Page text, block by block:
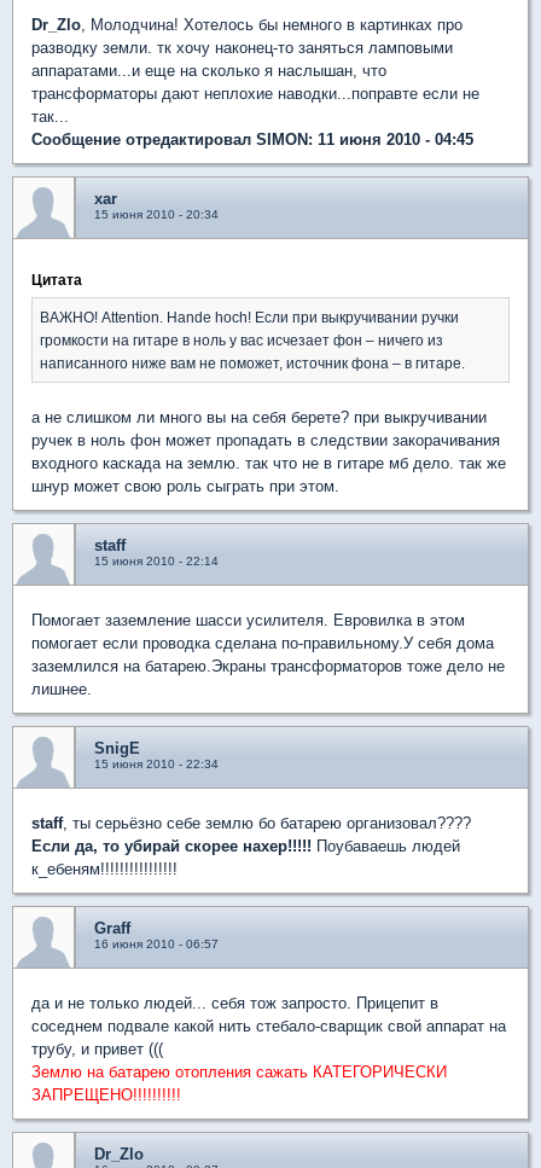
Dr_Zlo, Молодчина! Хотелось бы немного в картинках про
разводку земли. тк хочу наконец-то заняться ламповыми
аппаратами...и еще на сколько я наслышан, что
трансформаторы дают неплохие наводки...поправте если не
так...
Сообщение отредактировал SIMON: 11 июня 2010 - 04:45
xar
15 июня 2010 - 20:34
Цитата
ВАЖНО! Attention. Hande hoch! Если при выкручивании ручки
громкости на гитаре в ноль у вас исчезает фон – ничего из
написанного ниже вам не поможет, источник фона – в гитаре.
а не слишком ли много вы на себя берете? при выкручивании
ручек в ноль фон может пропадать в следствии закорачивания
входного каскада на землю. так что не в гитаре мб дело. так же
шнур может свою роль сыграть при этом.
staff
15 июня 2010 - 22:14
Помогает заземление шасси усилителя. Евровилка в этом
помогает если проводка сделана по-правильному.У себя дома
заземлился на батарею.Экраны трансформаторов тоже дело не
лишнее.
SnigE
15 июня 2010 - 22:34
staff, ты серьёзно себе землю бо батарею организовал????
Если да, то убирай скорее нахер!!!!! Поубаваешь людей
к_ебеням!!!!!!!!!!!!!!!!
Graff
16 июня 2010 - 06:57
да и не только людей... себя тож запросто. Прицепит в
соседнем подвале какой нить стебало-сварщик свой аппарат на
трубу, и привет (((
Землю на батарею отопления сажать КАТЕГОРИЧЕСКИ
ЗАПРЕЩЕНО!!!!!!!!!!
Dr_Zlo